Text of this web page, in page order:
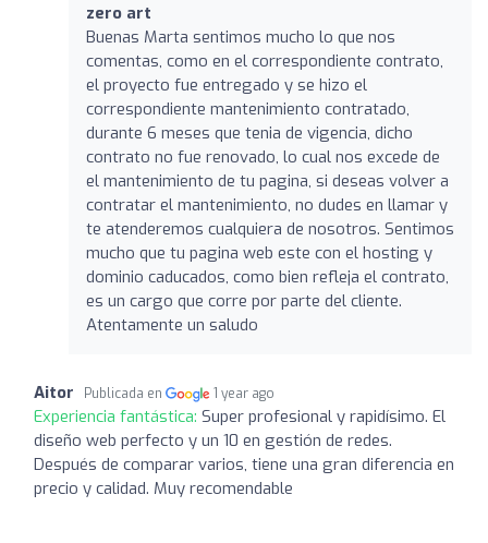
zero art
Buenas Marta sentimos mucho lo que nos
comentas, como en el correspondiente contrato,
el proyecto fue entregado y se hizo el
correspondiente mantenimiento contratado,
durante 6 meses que tenia de vigencia, dicho
contrato no fue renovado, lo cual nos excede de
el mantenimiento de tu pagina, si deseas volver a
contratar el mantenimiento, no dudes en llamar y
te atenderemos cualquiera de nosotros. Sentimos
mucho que tu pagina web este con el hosting y
dominio caducados, como bien refleja el contrato,
es un cargo que corre por parte del cliente.
Atentamente un saludo
Aitor Publicada en 1 year ago
Experiencia fantástica: Super profesional y rapidísimo. El
diseño web perfecto y un 10 en gestión de redes.
Después de comparar varios, tiene una gran diferencia en
precio y calidad. Muy recomendable